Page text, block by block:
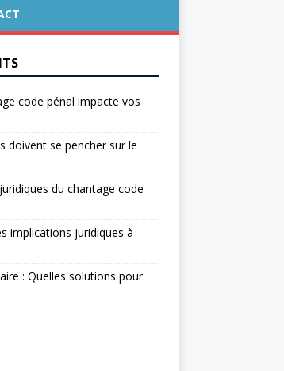
code pénal impacte vos
doivent se pencher sur le
du chantage code
implications juridiques à
: Quelles solutions pour